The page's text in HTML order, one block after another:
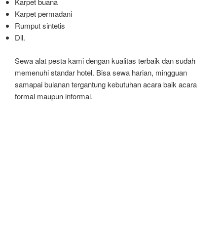
Karpet permadani
Rumput sintetis
Dll.
Sewa alat pesta kami dengan kualitas terbaik dan sudah
memenuhi standar hotel. Bisa sewa harian, mingguan
samapai bulanan tergantung kebutuhan acara baik acara
formal maupun informal.